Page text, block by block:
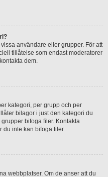
användare eller grupper. För att
tillåtelse som endast moderatorer
dem.
kategori, per grupp och per
bilagor i just den kategori du
bifoga filer. Kontakta
du inte kan bifoga filer.
webbplatser. Om de anser att du